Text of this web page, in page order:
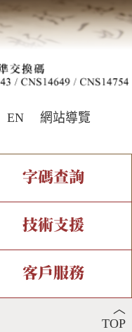
EN 網站導覽
全字庫現況
專有名詞介紹
字碼查詢
部件查詢
注音查詢
技術支援
造字解決方案
碼Web Service
客戶服務
︿
TOP